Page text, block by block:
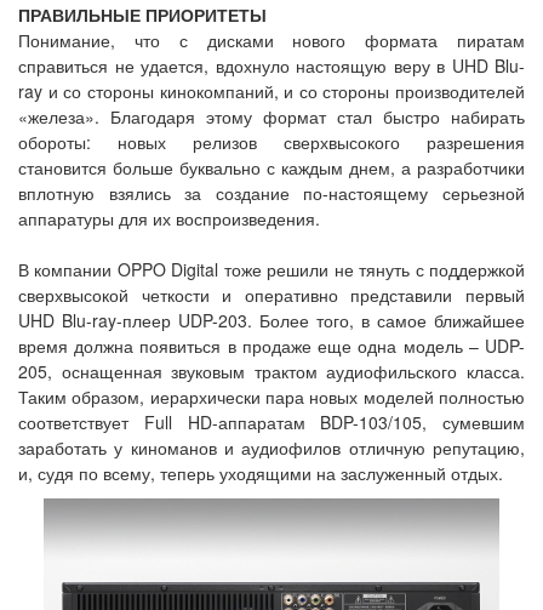
ПРАВИЛЬНЫЕ ПРИОРИТЕТЫ
Понимание, что с дисками нового формата пиратам
справиться не удается, вдохнуло настоящую веру в UHD Blu-
ray и со стороны кинокомпаний, и со стороны производителей
«железа». Благодаря этому формат стал быстро набирать
обороты: новых релизов сверхвысокого разрешения
становится больше буквально с каждым днем, а разработчики
вплотную взялись за создание по-настоящему серьезной
аппаратуры для их воспроизведения.
В компании OPPO Digital тоже решили не тянуть с поддержкой
сверхвысокой четкости и оперативно представили первый
UHD Blu-ray-плеер UDP-203. Более того, в самое ближайшее
время должна появиться в продаже еще одна модель – UDP-
205, оснащенная звуковым трактом аудиофильского класса.
Таким образом, иерархически пара новых моделей полностью
соответствует Full HD-аппаратам BDP-103/105, сумевшим
заработать у киноманов и аудиофилов отличную репутацию,
и, судя по всему, теперь уходящими на заслуженный отдых.